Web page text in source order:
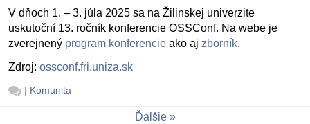
V dňoch 1. – 3. júla 2025 sa na Žilinskej univerzite
uskutoční 13. ročník konferencie OSSConf. Na webe je
zverejnený program konferencie ako aj zborník.
Zdroj: ossconf.fri.uniza.sk
| Komunita
Ďalšie